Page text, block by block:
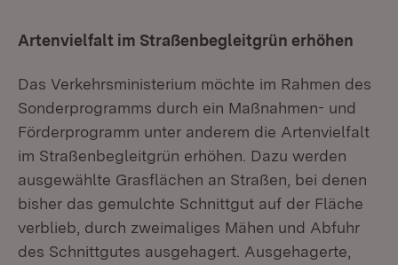
Artenvielfalt im Straßenbegleitgrün erhöhen
Das Verkehrsministerium möchte im Rahmen des
Sonderprogramms durch ein Maßnahmen- und
Förderprogramm unter anderem die Artenvielfalt
im Straßenbegleitgrün erhöhen. Dazu werden
ausgewählte Grasflächen an Straßen, bei denen
bisher das gemulchte Schnittgut auf der Fläche
verblieb, durch zweimaliges Mähen und Abfuhr
des Schnittgutes ausgehagert. Ausgehagerte,